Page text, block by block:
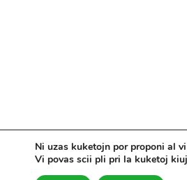
Ni uzas kuketojn por proponi al
Vi povas scii pli pri la kuketoj